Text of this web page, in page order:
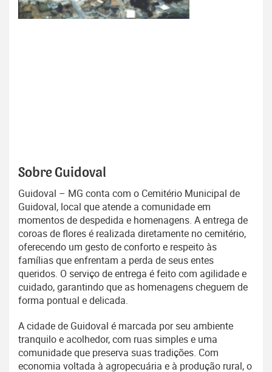
Sobre Guidoval
Guidoval – MG conta com o Cemitério Municipal de
Guidoval, local que atende a comunidade em
momentos de despedida e homenagens. A entrega de
coroas de flores é realizada diretamente no cemitério,
oferecendo um gesto de conforto e respeito às
famílias que enfrentam a perda de seus entes
queridos. O serviço de entrega é feito com agilidade e
cuidado, garantindo que as homenagens cheguem de
forma pontual e delicada.
A cidade de Guidoval é marcada por seu ambiente
tranquilo e acolhedor, com ruas simples e uma
comunidade que preserva suas tradições. Com
economia voltada à agropecuária e à produção rural, o